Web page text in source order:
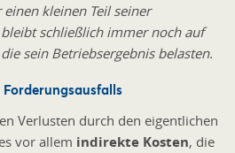
kleinen Teil seiner
schließlich immer noch auf
sein Betriebsergebnis belasten.
Verlusten durch den eigentlichen
vor allem indirekte Kosten, die